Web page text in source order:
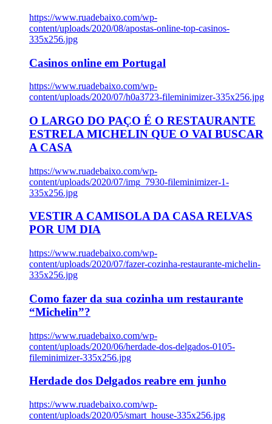
https://www.ruadebaixo.com/wp-
content/uploads/2020/08/apostas-online-top-casinos-
335x256.jpg
Casinos online em Portugal
https://www.ruadebaixo.com/wp-
content/uploads/2020/07/h0a3723-fileminimizer-335x256.jpg
O LARGO DO PAÇO É O RESTAURANTE
ESTRELA MICHELIN QUE O VAI BUSCAR
A CASA
https://www.ruadebaixo.com/wp-
content/uploads/2020/07/img_7930-fileminimizer-1-
335x256.jpg
VESTIR A CAMISOLA DA CASA RELVAS
POR UM DIA
https://www.ruadebaixo.com/wp-
content/uploads/2020/07/fazer-cozinha-restaurante-michelin-
335x256.jpg
Como fazer da sua cozinha um restaurante
“Michelin”?
https://www.ruadebaixo.com/wp-
content/uploads/2020/06/herdade-dos-delgados-0105-
fileminimizer-335x256.jpg
Herdade dos Delgados reabre em junho
https://www.ruadebaixo.com/wp-
content/uploads/2020/05/smart_house-335x256.jpg